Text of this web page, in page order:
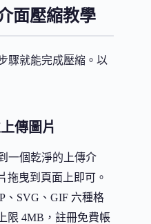
面壓縮教學
驟就能完成壓縮。以
傳圖片
一個乾淨的上傳介
拖曳到頁面上即可。
、SVG、GIF 六種格
限 4MB，註冊免費帳